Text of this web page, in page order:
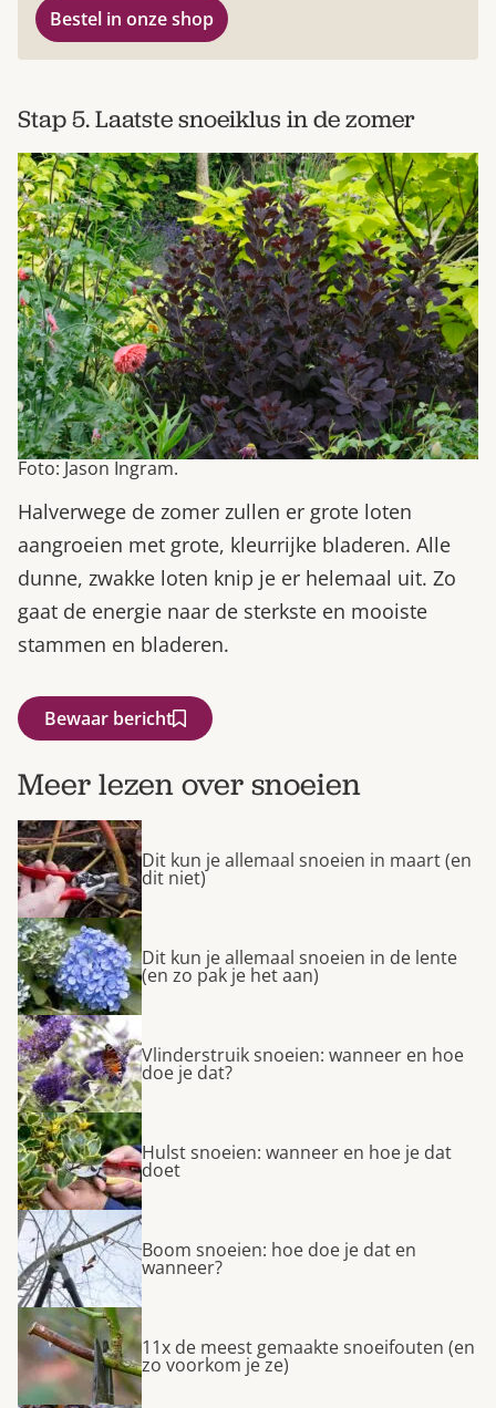
Bestel in onze shop
Stap 5. Laatste snoeiklus in de zomer
Foto: Jason Ingram.
Halverwege de zomer zullen er grote loten
aangroeien met grote, kleurrijke bladeren. Alle
dunne, zwakke loten knip je er helemaal uit. Zo
gaat de energie naar de sterkste en mooiste
stammen en bladeren.
Bewaar bericht
Meer lezen over snoeien
Dit kun je allemaal snoeien in maart (en
dit niet)
Dit kun je allemaal snoeien in de lente
(en zo pak je het aan)
Vlinderstruik snoeien: wanneer en hoe
doe je dat?
Hulst snoeien: wanneer en hoe je dat
doet
Boom snoeien: hoe doe je dat en
wanneer?
11x de meest gemaakte snoeifouten (en
zo voorkom je ze)